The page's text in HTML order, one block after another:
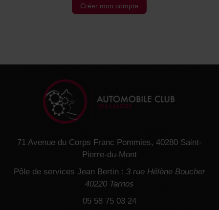
Créer mon compte
71 Avenue du Corps Franc Pommies, 40280 Saint-
Pierre-du-Mont
Pôle de services Jean Bertin : 3 rue Hélène Boucher
40220 Tarnos
05 58 75 03 24